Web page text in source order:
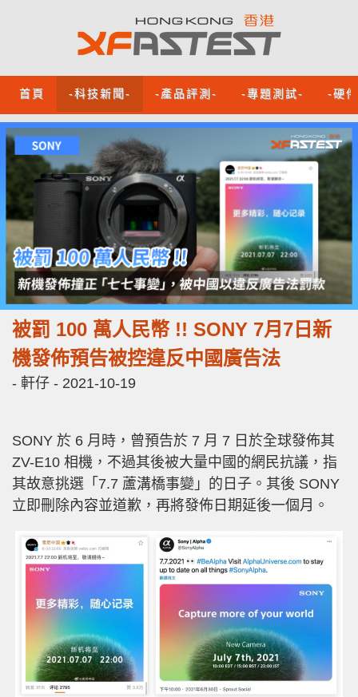
首頁 -科技新聞- -產品評測- -專題測試- -硬
被罰 100 萬人民幣 !! SONY 7月7日新
機發佈預告被控違反中國廣告法
- 軒仔 - 2021-10-19
SONY 於 6 月時，曾預告於 7 月 7 日於全球發佈其
ZV-E10 相機，不過其後被大量中國的網民抗議，指
其故意挑選「7.7 蘆溝橋事變」的日子。其後 SONY
立即刪除內容並道歉，再將發佈日期延後一個月。